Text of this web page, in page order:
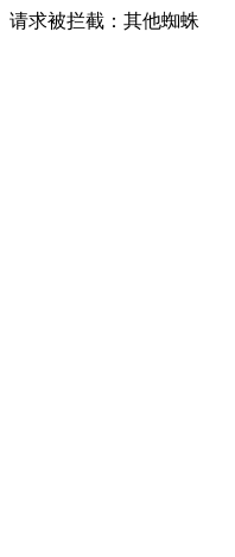
请求被拦截：其他蜘蛛